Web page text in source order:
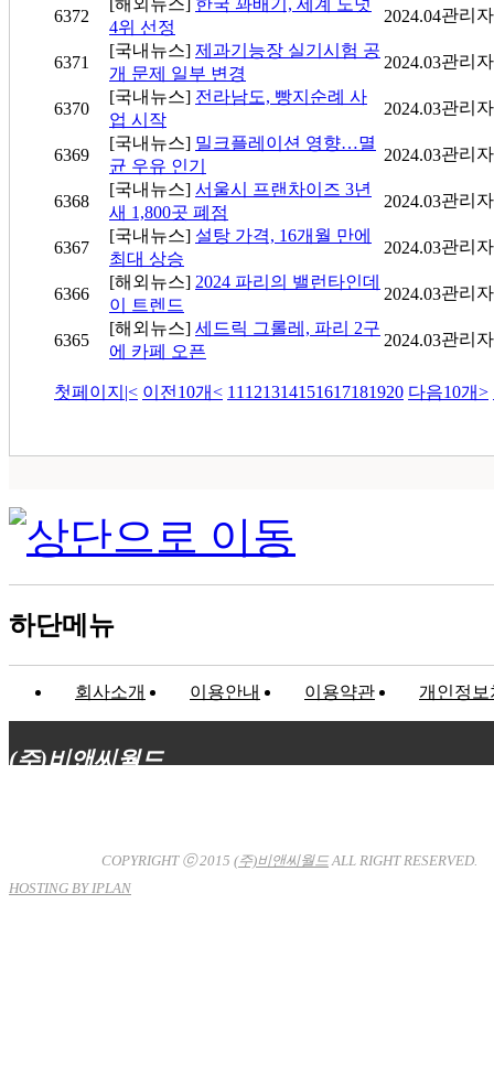
6372
[해외뉴스] 한국 꽈배기, 세계 도넛
4위 선정
2024.04관리자
6371
[국내뉴스] 제과기능장 실기시험 공
개 문제 일부 변경
2024.03관리자
6370
[국내뉴스] 전라남도, 빵지순례 사
업 시작
2024.03관리자
6369
[국내뉴스] 밀크플레이션 영향…멸
균 우유 인기
2024.03관리자
6368
[국내뉴스] 서울시 프랜차이즈 3년
새 1,800곳 폐점
2024.03관리자
6367
[국내뉴스] 설탕 가격, 16개월 만에
최대 상승
2024.03관리자
6366
[해외뉴스] 2024 파리의 밸런타인데
이 트렌드
2024.03관리자
6365
[해외뉴스] 세드릭 그롤레, 파리 2구
에 카페 오픈
2024.03관리자
첫페이지 |< 이전10개< 11 121314151617181920 다음10개>
하단메뉴
회사소개 이용안내 이용약관 개인정보
(주)비앤씨월드
COPYRIGHT ⓒ 2015 (주)비앤씨월드ALL RIGHT RESERVED.
HOSTING BY IPLAN